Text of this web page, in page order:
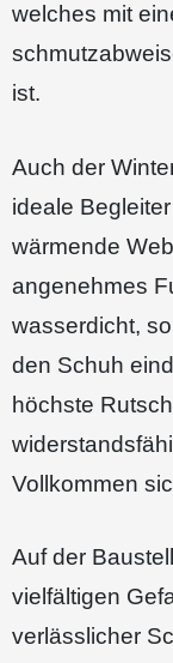
welches mit
ist.
Auch der
ideale
wärmende
angenehmes
wasserdicht,
den Schuh
höchste
Vollkommen
Auf der
vielfältigen
verlässlicher